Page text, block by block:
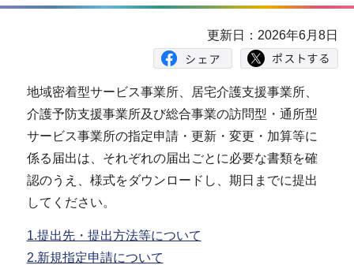
す
更新日：2026年6月8日
地域密着型サービス事業所、居宅介護支援事業所、
介護予防支援事業所及び総合事業の訪問型・通所型
サービス事業所の指定申請・更新・変更・加算等に
係る届出は、それぞれの届出ごとに必要な書類を確
認のうえ、様式をダウンロードし、期日までに提出
してください。
1.提出先・提出方法等について
2.新規指定申請について